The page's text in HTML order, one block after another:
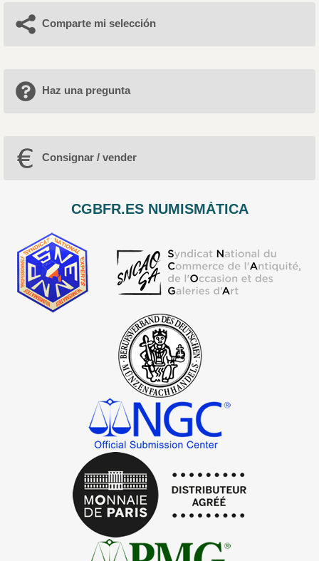
Comparte mi selección
Haz una pregunta
Consignar / vender
CGBFR.ES NUMISMÀTICA